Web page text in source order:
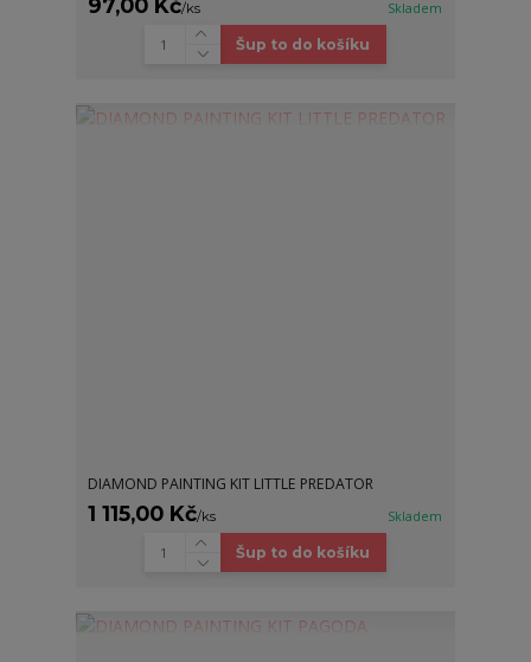
97,00 Kč/ks Skladem
Šup to do košíku
DIAMOND PAINTING KIT LITTLE PREDATOR
1 115,00 Kč/ks Skladem
Šup to do košíku